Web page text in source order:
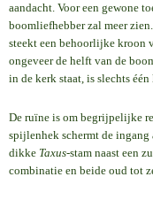
aandacht. Voor een gewone
boomliefhebber zal meer
steekt een behoorlijke kroon
ongeveer de helft van de
in de kerk staat, is slechts
De ruïne is om begrijpelijke
spijlenhek schermt de
dikke Taxus-stam naast een
combinatie en beide oud tot